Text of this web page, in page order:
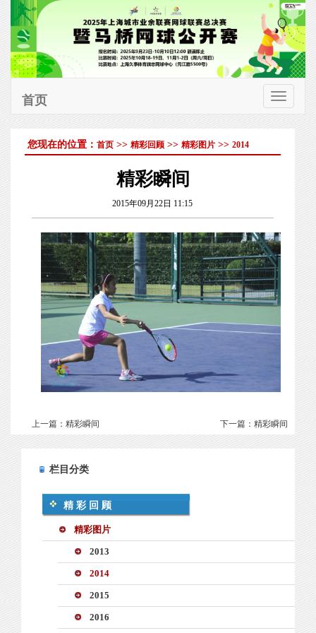
切
首页
您现在的位置：首页 >>精彩回顾 >>精彩图片 >>2014
精彩瞬间
2015年09月22日 11:15
上一篇： 精彩瞬间 下一篇： 精彩瞬间
栏目分类
精彩回顾
精彩图片
2013
2014
2015
2016